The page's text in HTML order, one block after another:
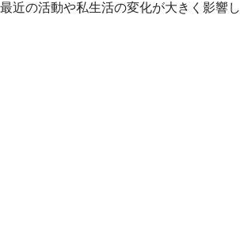
最近の活動や私生活の変化が大きく影響し